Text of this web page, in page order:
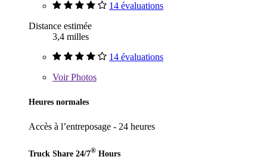
14 évaluations
Distance estimée
3,4 milles
14 évaluations
VoirPhotos
Heures normales
Accès à l’entreposage - 24 heures
Truck Share 24/7® Hours